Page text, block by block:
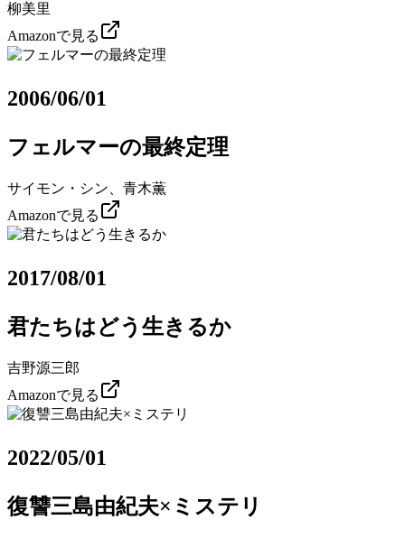
柳美里
Amazonで見る
2006/06/01
フェルマーの最終定理
サイモン・シン、青木薫
Amazonで見る
2017/08/01
君たちはどう生きるか
吉野源三郎
Amazonで見る
2022/05/01
復讐三島由紀夫×ミステリ